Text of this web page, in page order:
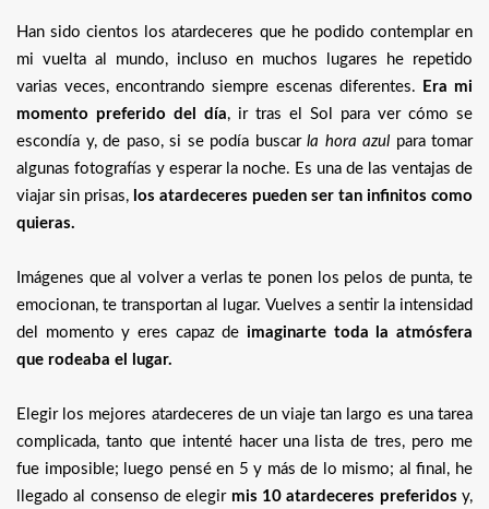
Han sido cientos los atardeceres que he podido contemplar en
mi vuelta al mundo, incluso en muchos lugares he repetido
varias veces, encontrando siempre escenas diferentes.
Era mi
momento preferido del día, ir tras el Sol para ver cómo se
escondía y, de paso, si se podía buscar la hora azul para tomar
algunas fotografías y esperar la noche. Es una de las ventajas de
viajar sin prisas, los atardeceres pueden ser tan infinitos como
quieras.
Imágenes que al volver a verlas te ponen los pelos de punta, te
emocionan, te transportan al lugar. Vuelves a sentir la intensidad
del momento y eres capaz de imaginarte toda la atmósfera
que rodeaba el lugar.
Elegir los mejores atardeceres de un viaje tan largo es una tarea
complicada, tanto que intenté hacer una lista de tres, pero me
fue imposible; luego pensé en 5 y más de lo mismo; al final, he
llegado al consenso de elegir mis 10 atardeceres preferidos y,